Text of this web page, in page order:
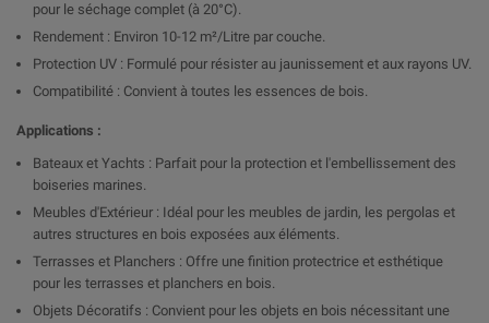
pour le séchage complet (à 20°C).
Rendement : Environ 10-12 m²/Litre par couche.
Protection UV : Formulé pour résister au jaunissement et aux rayons UV.
Compatibilité : Convient à toutes les essences de bois.
Applications :
Bateaux et Yachts : Parfait pour la protection et l'embellissement des
boiseries marines.
Meubles d'Extérieur : Idéal pour les meubles de jardin, les pergolas et
autres structures en bois exposées aux éléments.
Terrasses et Planchers : Offre une finition protectrice et esthétique
pour les terrasses et planchers en bois.
Objets Décoratifs : Convient pour les objets en bois nécessitant une